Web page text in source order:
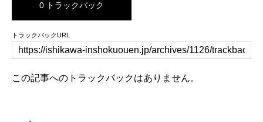
0 トラックバック
トラックバックURL
この記事へのトラックバックはありません。